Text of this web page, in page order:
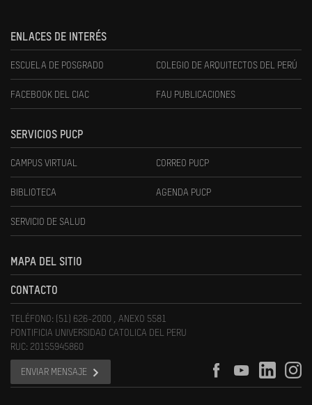
ENLACES DE INTERÉS
ESCUELA DE POSGRADO COLEGIO DE ARQUITECTOS DEL PERÚ
FACEBOOK DEL CIAC FAU PUBLICACIONES
SERVICIOS PUCP
CAMPUS VIRTUAL CORREO PUCP
BIBLIOTECA AGENDA PUCP
SERVICIO DE SALUD
MAPA DEL SITIO
CONTACTO
TELÉFONO: (51) 626-2000 , ANEXO 5581
PONTIFICIA UNIVERSIDAD CATOLICA DEL PERU
RUC: 20155945860
ENVIAR MENSAJE